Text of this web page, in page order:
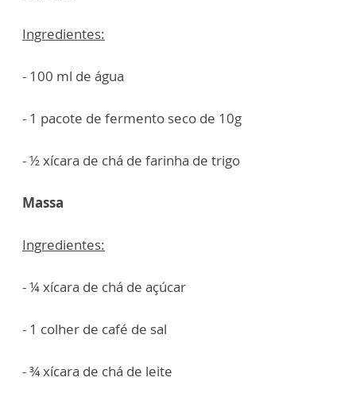
Ingredientes:
- 100 ml de água
- 1 pacote de fermento seco de 10g
- ½ xícara de chá de farinha de trigo
Massa
Ingredientes:
- ¼ xícara de chá de açúcar
- 1 colher de café de sal
- ¾ xícara de chá de leite